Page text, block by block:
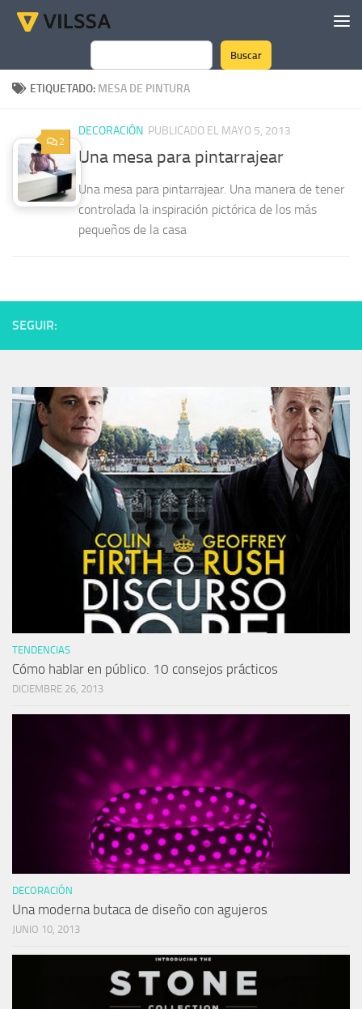
Saltar al contenido
Buscar
Buscar
ETIQUETADO: MESA DE PINTURA
2
DECORACIÓN PUBLICADO EL MAYO 5, 2013
Una mesa para pintarrajear
Una mesa para pintarrajear. Una manera de tener
controlada la inspiración pictórica de los más
pequeños de la casa
SEGUIR:
TENDENCIAS
Cómo hablar en público. 10 consejos prácticos
DICIEMBRE 26, 2013
DECORACIÓN
Una moderna butaca de diseño con agujeros
JUNIO 10, 2013